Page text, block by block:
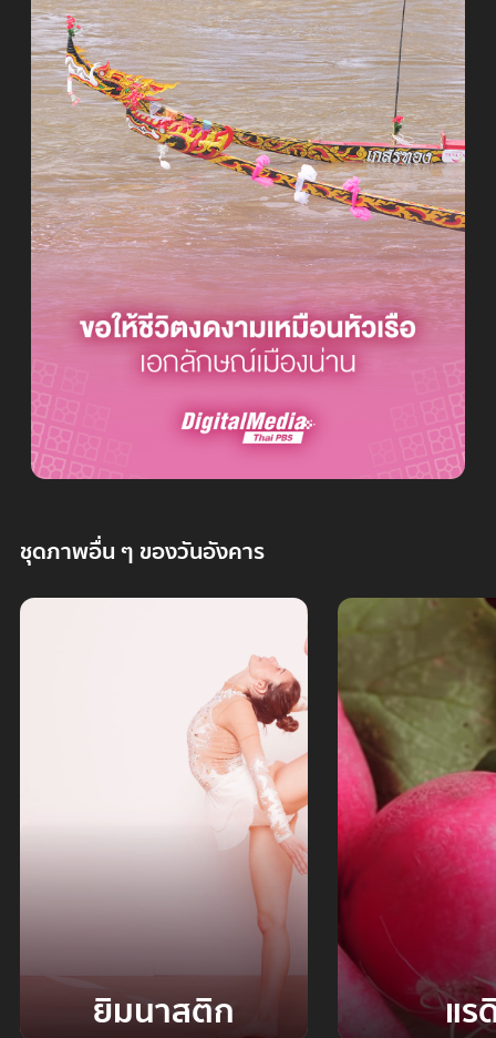
ชุดภาพอื่น ๆ ของวันอังคาร
ยิมนาสติก แร